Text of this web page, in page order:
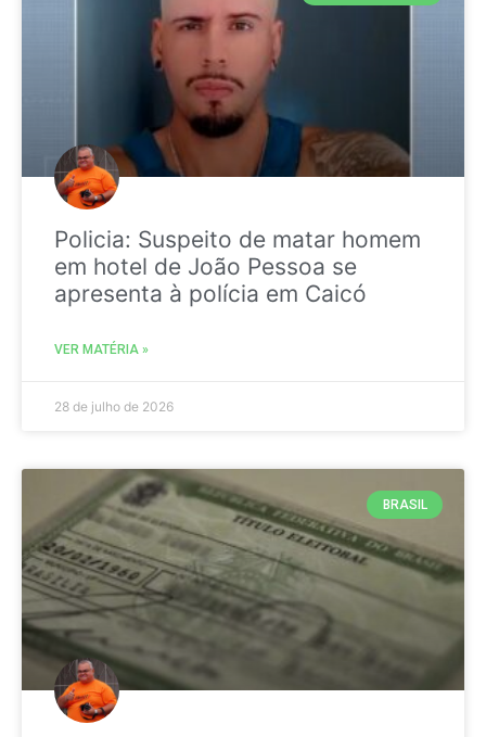
Policia: Suspeito de matar homem
em hotel de João Pessoa se
apresenta à polícia em Caicó
VER MATÉRIA »
28 de julho de 2026
BRASIL